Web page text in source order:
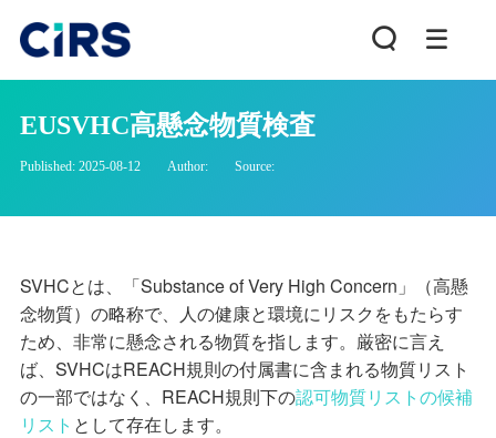
EUSVHC高懸念物質検査
Published: 2025-08-12 Author: Source:
SVHCとは、「Substance of Very High Concern 」（高懸
念物質）の略称で、人の健康と環境にリスクをもたらす
ため、非常に懸念される物質を指します。厳密に言え
ば、 SVHCはREACH規則の付属書に含まれる物質リスト
の一部ではなく、 REACH規則下の認可物質リストの候補
リスト として存在します。